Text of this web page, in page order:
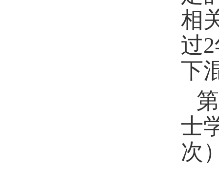
相
过
下
士
次